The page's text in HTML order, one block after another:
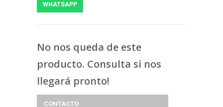
WHATSAPP
No nos queda de este
producto. Consulta si nos
llegará pronto!
CONTACTO